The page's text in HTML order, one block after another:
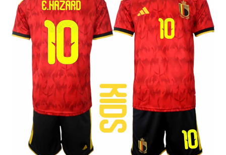
Košarica
Moj račun
Trgovina
Zaključek nakupa